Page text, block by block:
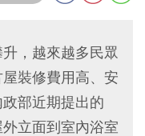
，越來越多民眾
裝修費用高、安
部近期提出的
外立面到室內浴室